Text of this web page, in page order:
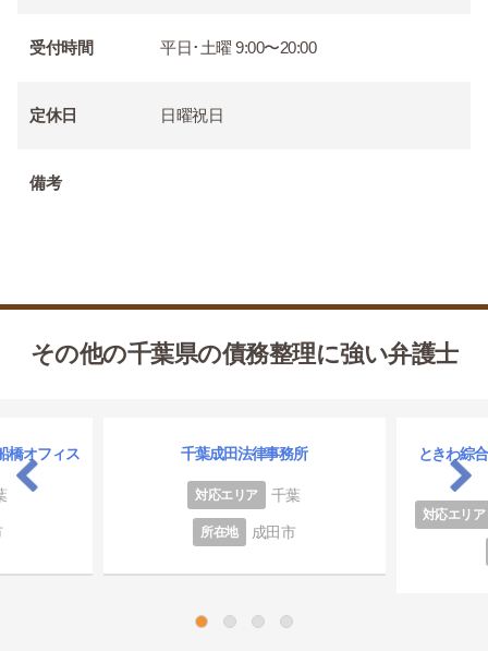
受付時間 平日･土曜 9:00〜20:00
定休日 日曜祝日
備考
その他の千葉県の債務整理に強い弁護士
橋オフィス 千葉成田法律事務所
対応エリア 千葉
所在地 成田市
ときわ綜
対応エリア